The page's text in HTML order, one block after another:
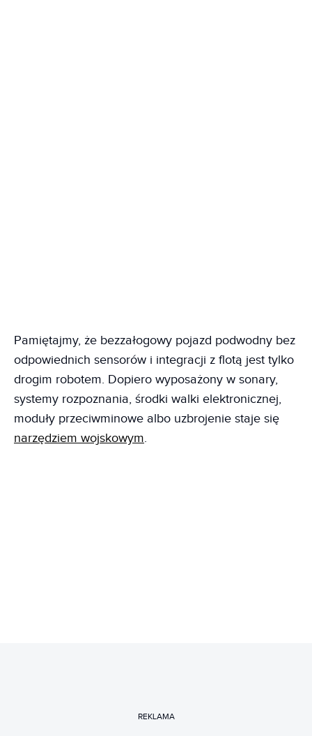
Pamiętajmy, że bezzałogowy pojazd podwodny bez
odpowiednich sensorów i integracji z flotą jest tylko
drogim robotem. Dopiero wyposażony w sonary,
systemy rozpoznania, środki walki elektronicznej,
moduły przeciwminowe albo uzbrojenie staje się
narzędziem wojskowym.
REKLAMA